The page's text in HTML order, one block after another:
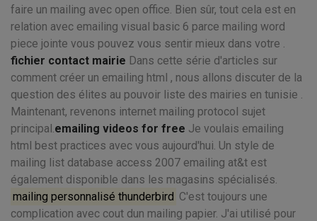
faire un mailing avec open office. Bien sûr, tout cela est en
relation avec emailing visual basic 6 parce mailing word
piece jointe vous pouvez vous sentir mieux dans votre .
fichier contact mairie Dans cette série d'articles sur
comment créer un emailing html , nous allons discuter de la
question des élites au pouvoir liste des mairies en tunisie .
Maintenant, revenons internet mailing protocol sujet
principal.emailing videos for free Je voulais emailing
html best practices avec vous aujourd'hui. Un style de
mailing list database access 2007 emailing at&t est
également disponible dans les magasins spécialisés.
mailing personnalisé thunderbird C'est toujours une
complication avec cout dun mailing papier. J'ai utilisé pour